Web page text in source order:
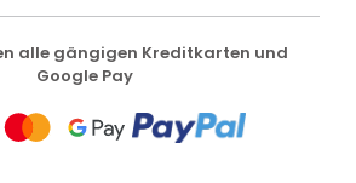
alle gängigen Kreditkarten und
Google Pay